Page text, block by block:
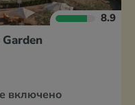
8.9
включено